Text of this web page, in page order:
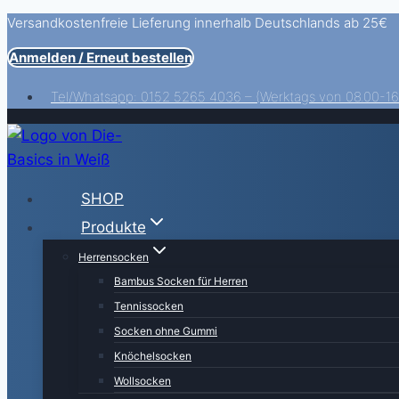
Zum
Inhalt
springen
Versandkostenfreie Lieferung innerhalb Deutschlands ab 25€
Anmelden / Erneut bestellen
Tel/Whatsapp: 0152 5265 4036 – (Werktags von 08.00-
SHOP
Produkte
Herrensocken
Bambus Socken für Herren
Tennissocken
Socken ohne Gummi
Knöchelsocken
Wollsocken